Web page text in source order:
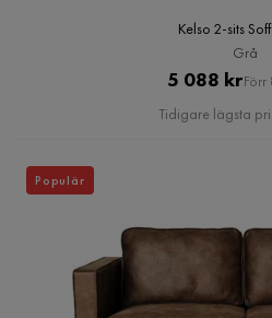
Kelso 2-sits
Grå
Pris
5 088 kr
Pris
Tidigare lägsta
Populär